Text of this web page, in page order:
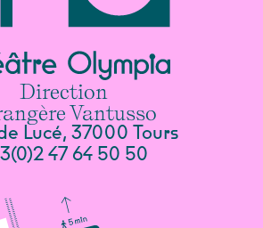
Direction
Vantusso
Lucé, 37000 Tours
47 64 50 50